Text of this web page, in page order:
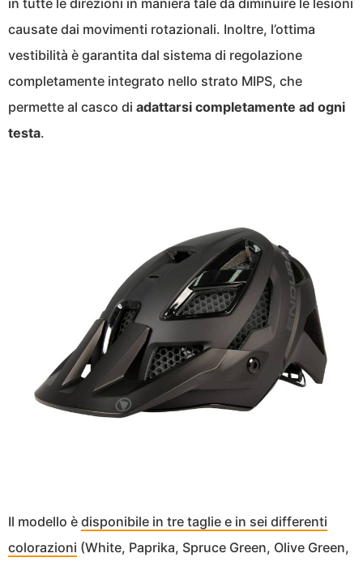
in tutte le direzioni in maniera tale da diminuire le lesioni
causate dai movimenti rotazionali. Inoltre, l’ottima
vestibilità è garantita dal sistema di regolazione
completamente integrato nello strato MIPS, che
permette al casco di adattarsi completamente ad ogni
testa.
Il modello è disponibile in tre taglie e in sei differenti
colorazioni (White, Paprika, Spruce Green, Olive Green,